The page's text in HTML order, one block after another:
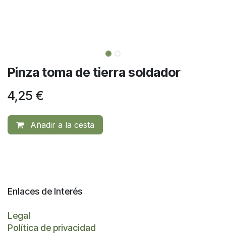
Pinza toma de tierra soldador
4,25 €
Añadir a la cesta
Enlaces de Interés
Legal
Política de privacidad